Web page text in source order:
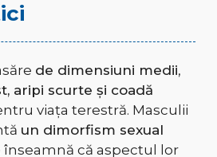
de dimensiuni medii,
aripi scurte și coadă
viața terestră. Masculii
un dimorfism sexual
înseamnă că aspectul lor